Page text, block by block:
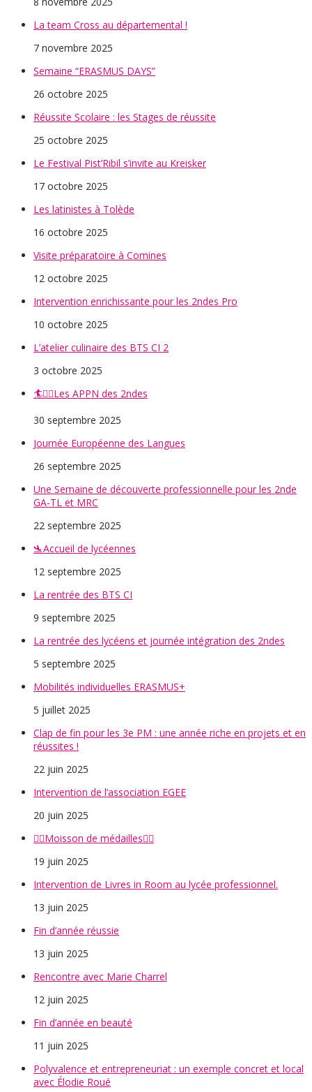
La team Cross au départemental !
7 novembre 2025
Semaine “ERASMUS DAYS”
26 octobre 2025
Réussite Scolaire : les Stages de réussite
25 octobre 2025
Le Festival Pist’Ribil s’invite au Kreisker
17 octobre 2025
Les latinistes à Tolède
16 octobre 2025
Visite préparatoire à Comines
12 octobre 2025
Intervention enrichissante pour les 2ndes Pro
10 octobre 2025
L’atelier culinaire des BTS CI 2
3 octobre 2025
🏄🏄‍♀️Les APPN des 2ndes
30 septembre 2025
Journée Européenne des Langues
26 septembre 2025
Une Semaine de découverte professionnelle pour les 2nde
GA-TL et MRC
22 septembre 2025
🛬Accueil de lycéennes
12 septembre 2025
La rentrée des BTS CI
9 septembre 2025
La rentrée des lycéens et journée intégration des 2ndes
5 septembre 2025
Mobilités individuelles ERASMUS+
5 juillet 2025
Clap de fin pour les 3e PM : une année riche en projets et en
réussites !
22 juin 2025
Intervention de l’association EGEE
20 juin 2025
🤸‍♀️Moisson de médailles🤸‍♀️
19 juin 2025
Intervention de Livres in Room au lycée professionnel.
13 juin 2025
Fin d’année réussie
13 juin 2025
Rencontre avec Marie Charrel
12 juin 2025
Fin d’année en beauté
11 juin 2025
Polyvalence et entrepreneuriat : un exemple concret et local
avec Élodie Roué